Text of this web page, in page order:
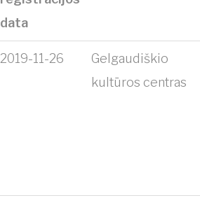
data
2019-11-26
Gelgaudiškio
kultūros centras